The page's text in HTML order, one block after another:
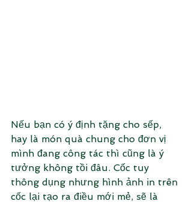
Nếu bạn có ý định tặng cho sếp,
hay là món quà chung cho đơn vị
mình đang công tác thì cũng là ý
tưởng không tồi đâu. Cốc tuy
thông dụng nhưng hình ảnh in trên
cốc lại tạo ra điều mới mẻ, sẽ là